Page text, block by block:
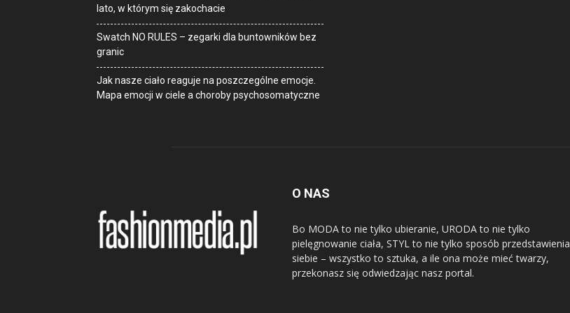
lato, w którym się zakochacie
Swatch NO RULES – zegarki dla buntowników bez
granic
Jak nasze ciało reaguje na poszczególne emocje.
Mapa emocji w ciele a choroby psychosomatyczne
O NAS
Bo MODA to nie tylko ubieranie, URODA to nie tylko
pielęgnowanie ciała, STYL to nie tylko sposób przedstawienia
siebie – wszystko to sztuka, a ile ona może mieć twarzy,
przekonasz się odwiedzając nasz portal.